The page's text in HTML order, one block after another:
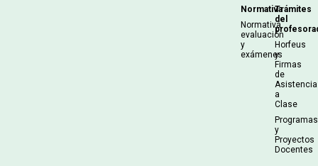
Normativa
Normativa
evaluación
y
exámenes
Trámites
del
Horfeus
y
Firmas
de
Asistencia
a
Clase
Programas
y
Proyectos
Docentes